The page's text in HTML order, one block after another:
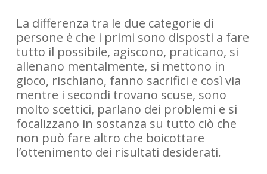
La differenza tra le due categorie di
persone è che i primi sono disposti a fare
tutto il possibile, agiscono, praticano, si
allenano mentalmente, si mettono in
gioco, rischiano, fanno sacrifici e così via
mentre i secondi trovano scuse, sono
molto scettici, parlano dei problemi e si
focalizzano in sostanza su tutto ciò che
non può fare altro che boicottare
l’ottenimento dei risultati desiderati.